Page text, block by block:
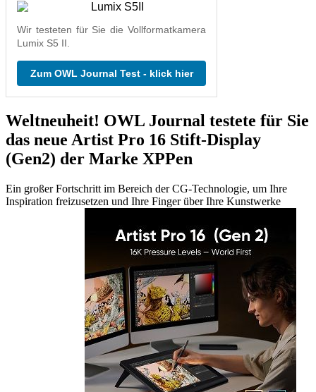
Wir testeten für Sie die Vollformatkamera
Lumix S5 II.
Zum OWL Journal Test - klick hier
Weltneuheit! OWL Journal testete für Sie
das neue Artist Pro 16 Stift-Display
(Gen2) der Marke XPPen
Ein großer Fortschritt im Bereich der CG-Technologie, um Ihre
Inspiration freizusetzen und Ihre Finger über Ihre Kunstwerke